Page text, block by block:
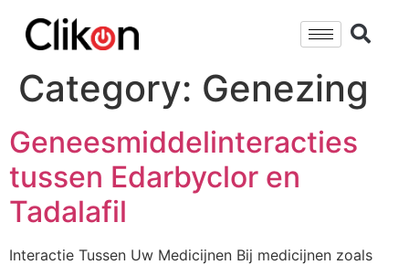
Category: Genezing
Geneesmiddelinteracties
tussen Edarbyclor en
Tadalafil
Interactie Tussen Uw Medicijnen Bij medicijnen zoals